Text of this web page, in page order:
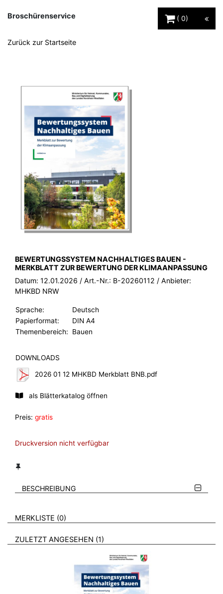
Broschürenservice
0
Zurück zur Startseite
BROSCHÜRE:
BEWERTUNGSSYSTEM NACHHALTIGES BAUEN -
MERKBLATT ZUR BEWERTUNG DER KLIMAANPASSUNG
Datum: 12.01.2026 / Art.-Nr.: B-20260112 / Anbieter:
MHKBD NRW
Sprache:
Deutsch
Papierformat:
DIN A4
Themenbereich:
Bauen
DOWNLOADS
2026 01 12 MHKBD Merkblatt BNB.pdf
als Blätterkatalog öffnen
Preis: gratis
Druckversion nicht verfügbar
BESCHREIBUNG
VERWEISE AUF VERMERKTE- ODER ZULETZT ANGESEHENE
MERKLISTE 0 BROSCHÜREN
ZULETZT ANGESEHEN 1 BROSCHÜREN